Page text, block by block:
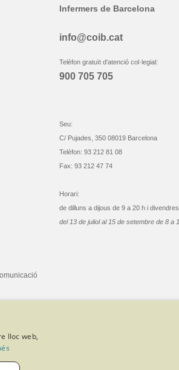
Infermers de Barcelona
info@coib.cat
Telèfon gratuït d'atenció col·legial:
900 705 705
Seu:
C/ Pujades, 350 08019 Barcelona
Telèfon: 93 212 81 08
Fax: 93 212 47 74
Horari:
de dilluns a dijous de 9 a 20 h i
del 13 de juliol al 15 de setembre de 8 a
lloc web,